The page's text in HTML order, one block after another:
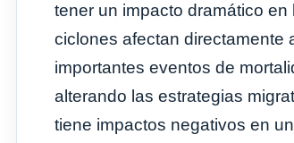
tener un impacto dramático
ciclones afectan directamente
importantes eventos de
alterando las estrategias
tiene impactos negativos en